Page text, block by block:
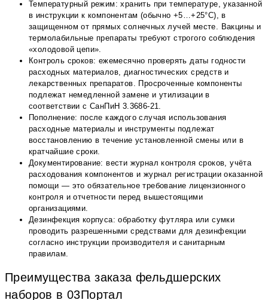
Температурный режим: хранить при температуре, указанной
в инструкции к компонентам (обычно +5…+25°С), в
защищенном от прямых солнечных лучей месте. Вакцины и
термолабильные препараты требуют строгого соблюдения
«холодовой цепи».
Контроль сроков: ежемесячно проверять даты годности
расходных материалов, диагностических средств и
лекарственных препаратов. Просроченные компоненты
подлежат немедленной замене и утилизации в
соответствии с СанПиН 3.3686-21.
Пополнение: после каждого случая использования
расходные материалы и инструменты подлежат
восстановлению в течение установленной смены или в
кратчайшие сроки.
Документирование: вести журнал контроля сроков, учёта
расходования компонентов и журнал регистрации оказанной
помощи — это обязательное требование лицензионного
контроля и отчетности перед вышестоящими
организациями.
Дезинфекция корпуса: обработку футляра или сумки
проводить разрешенными средствами для дезинфекции
согласно инструкции производителя и санитарным
правилам.
Преимущества заказа фельдшерских
наборов в 03Портал